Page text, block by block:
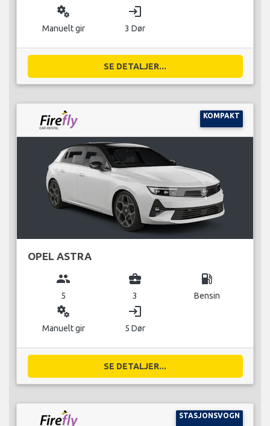
miscellaneous_services
Manuelt gir
login
3 Dør
SE DETALJER...
KOMPAKT
OPEL ASTRA
group
5
business_center
3
local_gas_station
Bensin
miscellaneous_services
Manuelt gir
login
5 Dør
SE DETALJER...
STASJONSVOGN